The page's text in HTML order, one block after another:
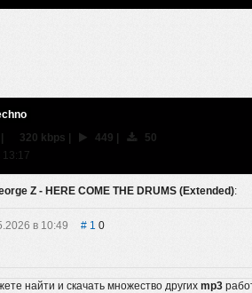
| 320 kbps | 449 |
50
13:17
Z - HERE COME THE DRUMS (Extended):
в 10:49 1 0
найти и скачать множество других mp3